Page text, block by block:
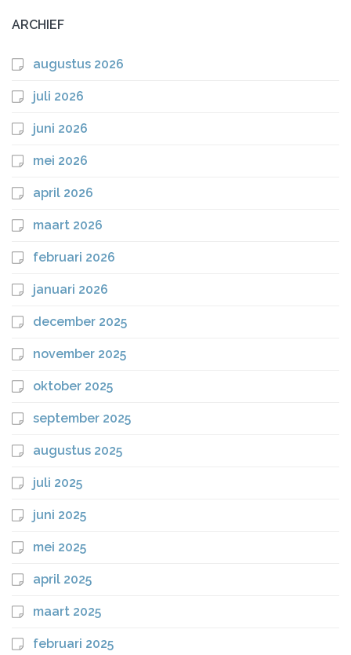
ARCHIEF
augustus 2026
juli 2026
juni 2026
mei 2026
april 2026
maart 2026
februari 2026
januari 2026
december 2025
november 2025
oktober 2025
september 2025
augustus 2025
juli 2025
juni 2025
mei 2025
april 2025
maart 2025
februari 2025